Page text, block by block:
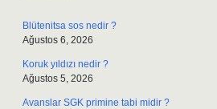
Blütenitsa sos nedir ?
Ağustos 6, 2026
Koruk yıldızı nedir ?
Ağustos 5, 2026
Avanslar SGK primine tabi midir ?